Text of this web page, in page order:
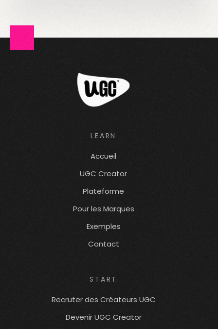
LEARN
Accueil
UGC Creator
Plateforme
Pour les Marques
Exemples
Contact
START
Recruter des Créateurs UGC
Devenir UGC Creator